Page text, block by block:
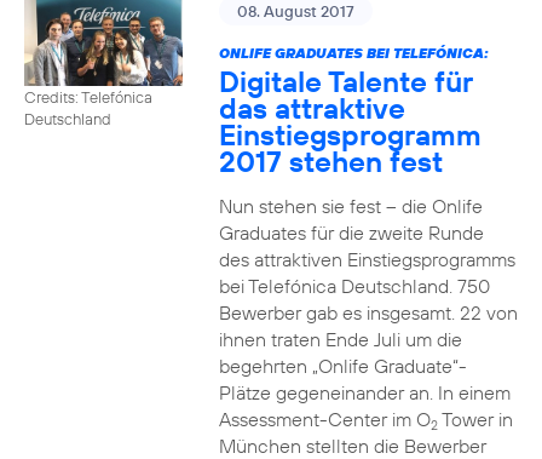
Credits: Telefónica
Deutschland
08. August 2017
ONLIFE GRADUATES BEI TELEFÓNICA:
Digitale Talente für
das attraktive
Einstiegsprogramm
2017 stehen fest
Nun stehen sie fest – die Onlife
Graduates für die zweite Runde
des attraktiven Einstiegsprogramms
bei Telefónica Deutschland. 750
Bewerber gab es insgesamt. 22 von
ihnen traten Ende Juli um die
begehrten „Onlife Graduate“-
Plätze gegeneinander an. In einem
Assessment-Center im O2Tower in
München stellten die Bewerber